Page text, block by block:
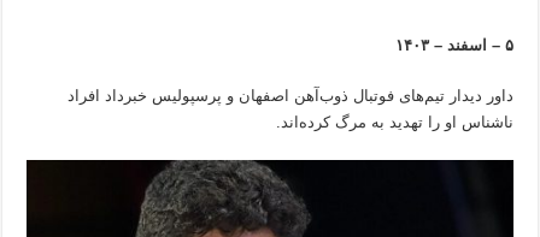
۵ – اسفند – ۱۴۰۳
داور دیدار تیم‌های فوتبال ذوب‌آهن اصفهان و پرسپولیس خبرداد افراد
ناشناس او را تهدید به مرگ کرده‌اند.